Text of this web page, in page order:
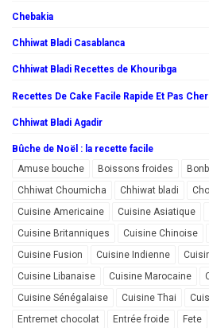
Chebakia
Chhiwat Bladi Casablanca
Chhiwat Bladi Recettes de Khouribga
Recettes De Cake Facile Rapide Et Pas Cher
Chhiwat Bladi Agadir
Bûche de Noël : la recette facile
Amuse bouche
Boissons froides
Chhiwat Choumicha
Chhiwat bladi
Cuisine Americaine
Cuisine Asiatique
Cuisine Britanniques
Cuisine Chinoise
Cuisine Fusion
Cuisine Indienne
Cuisine Libanaise
Cuisine Marocaine
Cuisine Sénégalaise
Cuisine Thai
Entremet chocolat
Entrée froide Fete